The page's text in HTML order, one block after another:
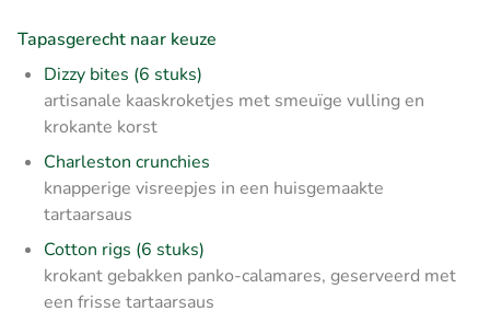
Tapasgerecht naar keuze
Dizzy bites (6 stuks)
artisanale kaaskroketjes met smeuïge vulling en
krokante korst
Charleston crunchies
knapperige visreepjes in een huisgemaakte
tartaarsaus
Cotton rigs (6 stuks)
krokant gebakken panko-calamares, geserveerd met
een frisse tartaarsaus